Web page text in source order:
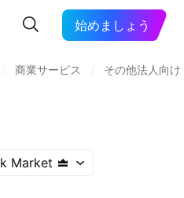
始めましょう
商業サービス その他法人向
Market